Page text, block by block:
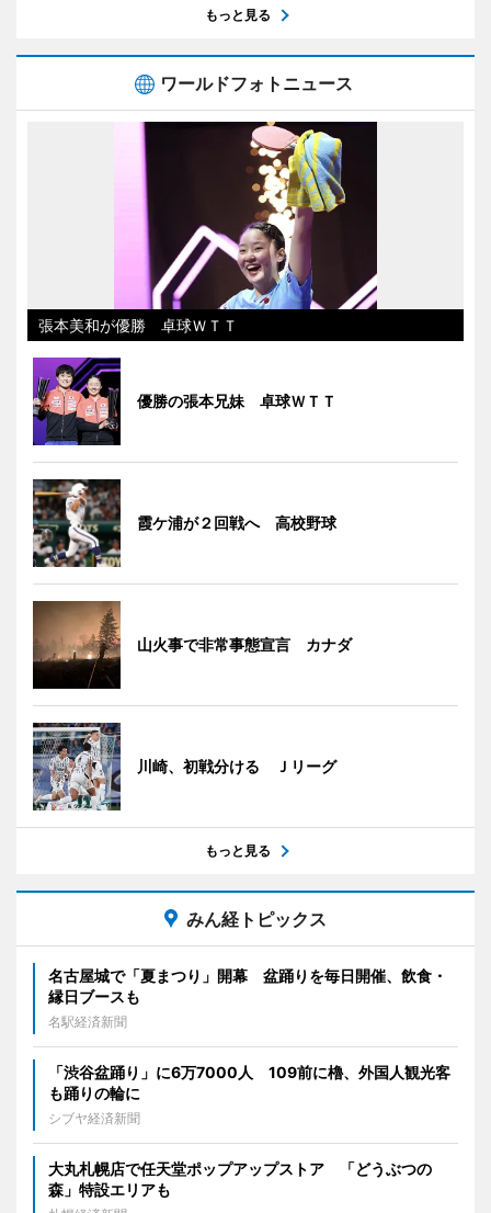
もっと見る
ワールドフォトニュース
張本美和が優勝 卓球ＷＴＴ
優勝の張本兄妹 卓球ＷＴＴ
霞ケ浦が２回戦へ 高校野球
山火事で非常事態宣言 カナダ
川崎、初戦分ける Ｊリーグ
もっと見る
みん経トピックス
名古屋城で「夏まつり」開幕 盆踊りを毎日開催、飲食・
縁日ブースも
名駅経済新聞
「渋谷盆踊り」に6万7000人 109前に櫓、外国人観光客
も踊りの輪に
シブヤ経済新聞
大丸札幌店で任天堂ポップアップストア 「どうぶつの
森」特設エリアも